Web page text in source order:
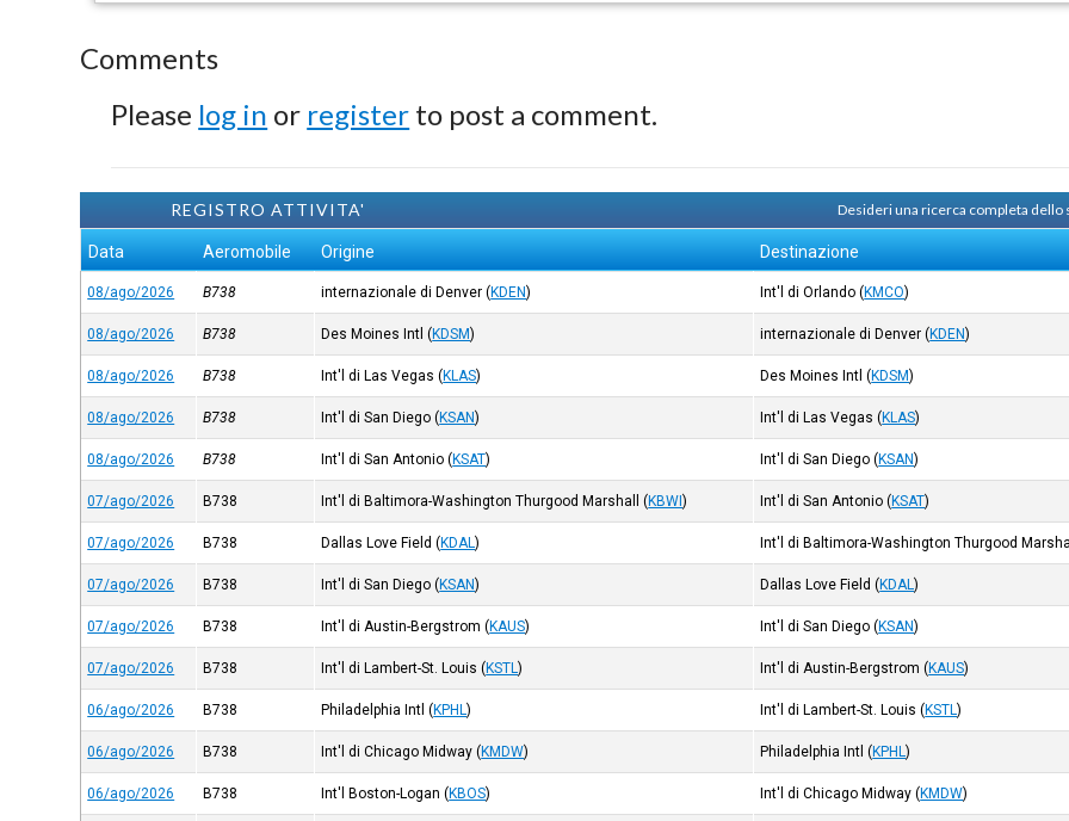
Comments
Please log in or register to post a comment.
REGISTRO ATTIVITA' Desideri una ricerca completa
Data Aeromobile Origine Destinazione
08/ago/2026 B738 internazionale di Denver (KDEN) Int'l di Orlando (KMCO)
08/ago/2026 B738 Des Moines Intl (KDSM) internazionale di Denver (KDEN)
08/ago/2026 B738 Int'l di Las Vegas (KLAS) Des Moines Intl (KDSM)
08/ago/2026 B738 Int'l di San Diego (KSAN) Int'l di Las Vegas (KLAS)
08/ago/2026 B738 Int'l di San Antonio (KSAT) Int'l di San Diego (KSAN)
07/ago/2026 B738 Int'l di Baltimora-Washington Thurgood Marshall (KBWI) Int'l di San Antonio (KSAT)
07/ago/2026 B738 Dallas Love Field (KDAL) Int'l di Baltimora-Washington Thurgood
07/ago/2026 B738 Int'l di San Diego (KSAN) Dallas Love Field (KDAL)
07/ago/2026 B738 Int'l di Austin-Bergstrom (KAUS) Int'l di San Diego (KSAN)
07/ago/2026 B738 Int'l di Lambert-St. Louis (KSTL) Int'l di Austin-Bergstrom (KAUS)
06/ago/2026 B738 Philadelphia Intl (KPHL) Int'l di Lambert-St. Louis (KSTL)
06/ago/2026 B738 Int'l di Chicago Midway (KMDW) Philadelphia Intl (KPHL)
06/ago/2026 B738 Int'l Boston-Logan (KBOS) Int'l di Chicago Midway (KMDW)